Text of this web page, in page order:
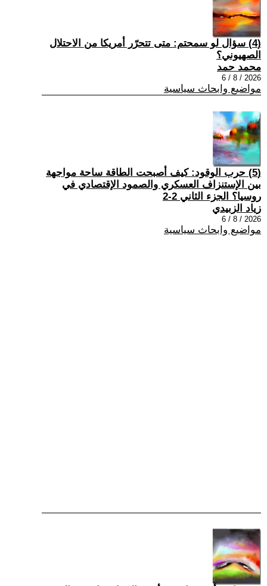
(4) سؤال لو سمحتم: متى تتحرّر أمريكا من الاحتلال
الصهيوني؟
محمد حمد
2026 / 8 / 6
مواضيع وابحاث سياسية
(5) حرب الوقود: كيف أصبحت الطاقة ساحة مواجهة
بين الإستنزاف العسكري والصمود الإقتصادي في
روسيا؟ الجزء الثاني 2-2
زياد الزبيدي
2026 / 8 / 6
مواضيع وابحاث سياسية